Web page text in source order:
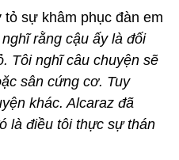
sự khâm phục đàn em
rằng cậu ấy là đối
Tôi nghĩ câu chuyện sẽ
sân cứng cơ. Tuy
khác. Alcaraz đã
là điều tôi thực sự thán